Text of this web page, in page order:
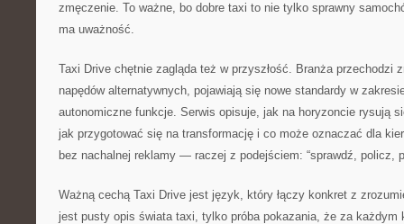
zmęczenie. To ważne, bo dobre taxi to nie tylko sprawny
ma uważność.
Taxi Drive chętnie zagląda też w przyszłość. Branża przechodzi
napędów alternatywnych, pojawiają się nowe standardy w
autonomiczne funkcje. Serwis opisuje, jak na horyzoncie rysują
jak przygotować się na transformację i co może oznaczać dla
bez nachalnej reklamy — raczej z podejściem: “sprawdź, policz,
Ważną cechą Taxi Drive jest język, który łączy konkret z
jest pusty opis świata taxi, tylko próba pokazania, że za każdym